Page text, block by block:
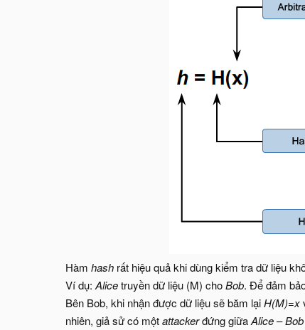
Hàm hash rất hiệu quả khi dùng kiểm tra dữ liệu
Ví dụ: Alicetruyền dữ liệu (M) choBob. Để đảm
Bên Bob, khi nhận được dữ liệu sẽ băm lạiH(M)=x
nhiên, giả sử có mộtattackerđứng giữaAlice–Bob